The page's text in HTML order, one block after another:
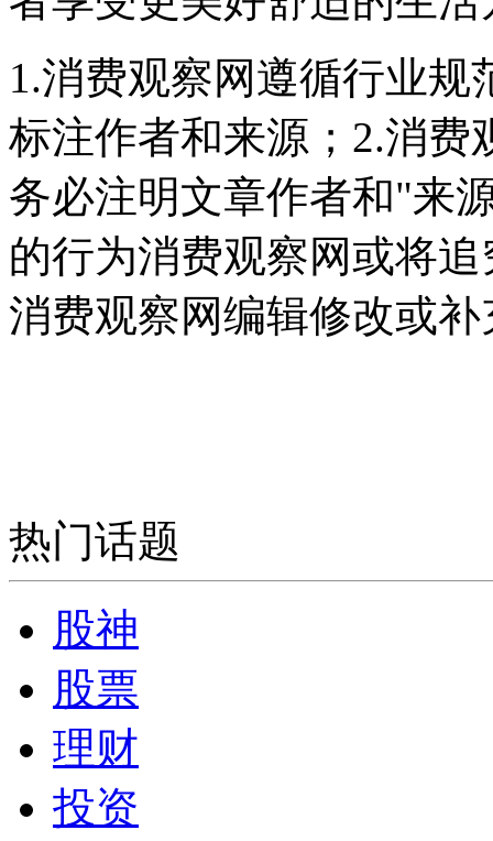
1.消费观察网遵循行业
标注作者和来源；2.消费
务必注明文章作者和"来
的行为消费观察网或将
消费观察网编辑修改或补
热门话题
股神
股票
理财
投资